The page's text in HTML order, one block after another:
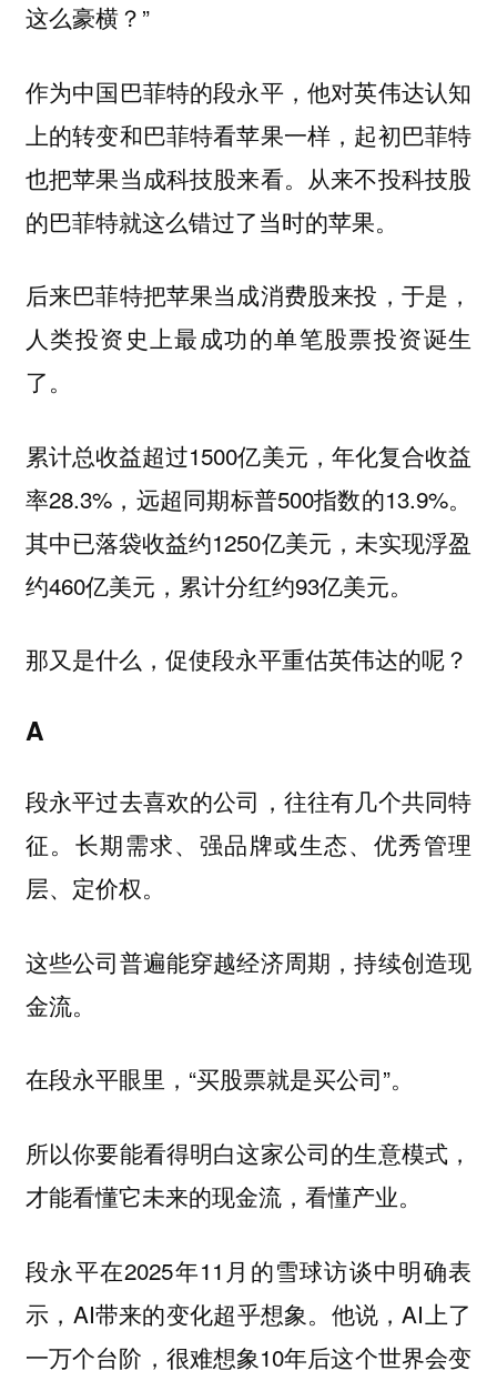
这么豪横？”
作为中国巴菲特的段永平，他对英伟达认知
上的转变和巴菲特看苹果一样，起初巴菲特
也把苹果当成科技股来看。从来不投科技股
的巴菲特就这么错过了当时的苹果。
后来巴菲特把苹果当成消费股来投，于是，
人类投资史上最成功的单笔股票投资诞生
了。
累计总收益超过1500亿美元，年化复合收益
率28.3%，远超同期标普500指数的13.9%。
其中已落袋收益约1250亿美元，未实现浮盈
约460亿美元，累计分红约93亿美元。
那又是什么，促使段永平重估英伟达的呢？
A
段永平过去喜欢的公司，往往有几个共同特
征。长期需求、强品牌或生态、优秀管理
层、定价权。
这些公司普遍能穿越经济周期，持续创造现
金流。
在段永平眼里，“买股票就是买公司”。
所以你要能看得明白这家公司的生意模式，
才能看懂它未来的现金流，看懂产业。
段永平在2025年11月的雪球访谈中明确表
示，AI带来的变化超乎想象。他说，AI上了
一万个台阶，很难想象10年后这个世界会变